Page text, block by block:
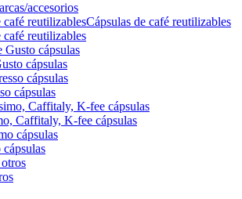
accesorios
Cápsulas de café reutilizables
cápsulas
cápsulas
Caffitaly, K-fee cápsulas
cápsulas